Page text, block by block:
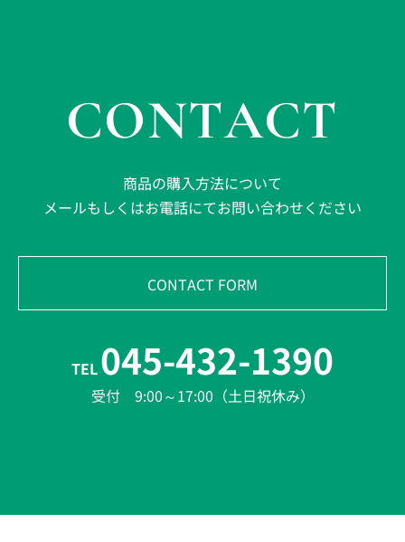
CONTACT
商品の購入方法について
メールもしくはお電話にてお問い合わせください
CONTACT FORM
TEL045-432-1390
受付 9:00～17:00（土日祝休み）